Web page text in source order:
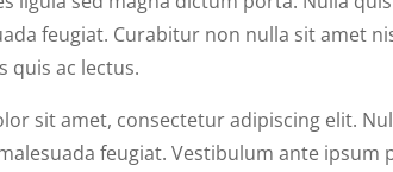
feugiat. Curabitur non nulla sit amet
quis ac lectus.
sit amet, consectetur adipiscing elit.
feugiat. Vestibulum ante ipsum